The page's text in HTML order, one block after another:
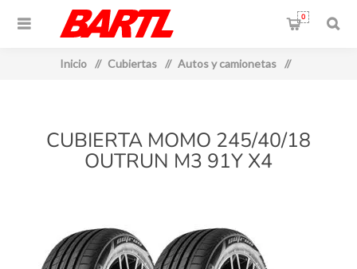
0
Inicio / Cubiertas / Autos y camionetas /
CUBIERTA MOMO 245/40/18
OUTRUN M3 91Y X4